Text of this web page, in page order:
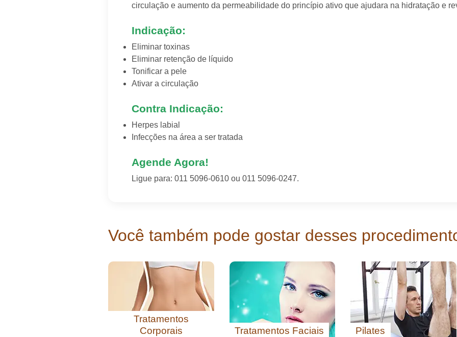
circulação e aumento da permeabilidade do princípio ativo que ajudara na hidratação e
Indicação:
Eliminar toxinas
Eliminar retenção de líquido
Tonificar a pele
Ativar a circulação
Contra Indicação:
Herpes labial
Infecções na área a ser tratada
Agende Agora!
Ligue para: 011 5096-0610 ou 011 5096-0247.
Você também pode gostar desses
Tratamentos
Corporais
Tratamentos Faciais Pilates